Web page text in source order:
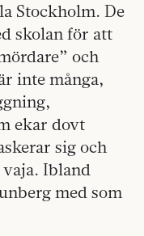
Stockholm. De
skolan för att
och
inte många,
ekar dovt
sig och
Ibland
med som